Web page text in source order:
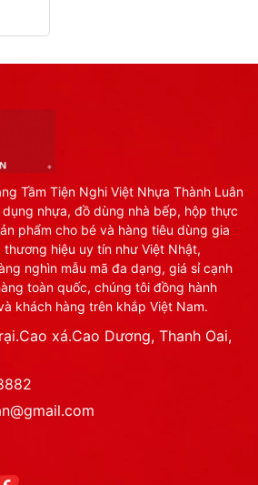
Tầm Tiện Nghi Việt Nhựa Thành Luân
nhựa, đồ dùng nhà bếp, hộp thực
phẩm cho bé và hàng tiêu dùng gia
hiệu uy tín như Việt Nhật,
nghìn mẫu mã đa dạng, giá sỉ cạnh
toàn quốc, chúng tôi đồng hành
khách hàng trên khắp Việt Nam.
xá.Cao Dương, Thanh Oai,